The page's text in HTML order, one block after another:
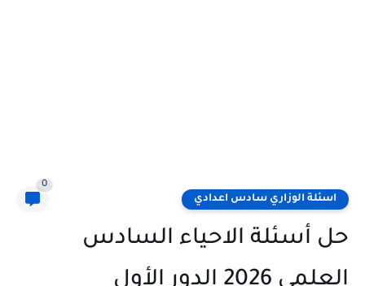
اسئلة الوزاري سادس اعدادي
0
حل أسئلة الاحياء السادس
العلمي 2026 الدور الأول